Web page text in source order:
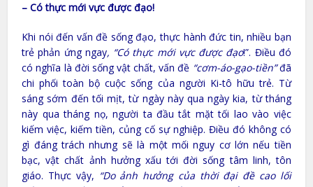
– Có thực mới vực được đạo!
Khi nói đến vấn đề sống đạo, thực hành đức tin, nhiều bạn
trẻ phản ứng ngay, “Có thực mới vực được đạo!”. Điều đó
có nghĩa là đời sống vật chất, vấn đề “cơm-áo-gạo-tiền”đã
chi phối toàn bộ cuộc sống của người Ki-tô hữu trẻ. Từ
sáng sớm đến tối mịt, từ ngày này qua ngày kia, từ tháng
này qua tháng nọ, người ta đầu tắt mặt tối lao vào việc
kiếm việc, kiếm tiền, củng cố sự nghiệp. Điều đó không có
gì đáng trách nhưng sẽ là một mối nguy cơ lớn nếu tiền
bạc, vật chất ảnh hưởng xấu tới đời sống tâm linh, tôn
giáo. Thực vậy, “Do ảnh hưởng của thời đại đề cao lối